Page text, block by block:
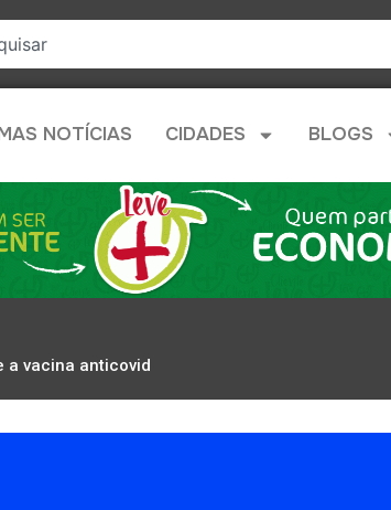
NOTÍCIAS CIDADES BLOGS
a vacina anticovid